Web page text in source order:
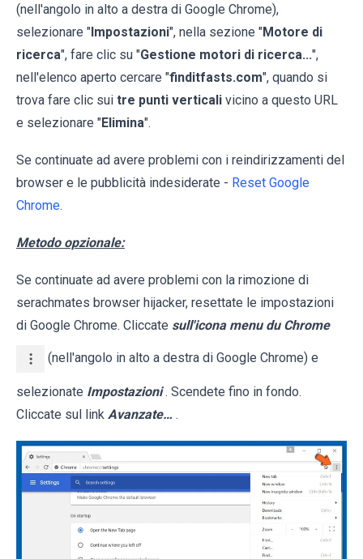
(nell'angolo in alto a destra di Google Chrome),
selezionare "Impostazioni", nella sezione "Motore di
ricerca", fare clic su "Gestione motori di ricerca...",
nell'elenco aperto cercare "finditfasts.com", quando si
trova fare clic sui tre punti verticali vicino a questo URL
e selezionare "Elimina".
Se continuate ad avere problemi con i reindirizzamenti del
browser e le pubblicità indesiderate - Reset Google
Chrome.
Metodo opzionale:
Se continuate ad avere problemi con la rimozione di
serachmates browser hijacker, resettate le impostazioni
di Google Chrome. Cliccate sull'icona menu du Chrome
(nell'angolo in alto a destra di Google Chrome) e
selezionate Impostazioni . Scendete fino in fondo.
Cliccate sul link Avanzate… .